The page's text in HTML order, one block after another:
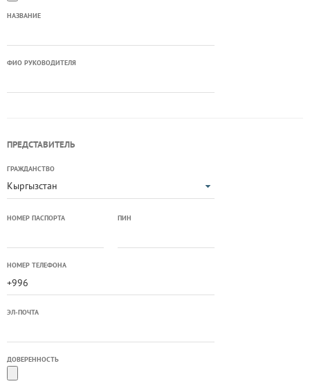
НАЗВАНИЕ
ФИО РУКОВОДИТЕЛЯ
ПРЕДСТАВИТЕЛЬ
ГРАЖДАНСТВО
Кыргызстан
НОМЕР ПАСПОРТА ПИН
НОМЕР ТЕЛЕФОНА
ЭЛ-ПОЧТА
ДОВЕРЕННОСТЬ